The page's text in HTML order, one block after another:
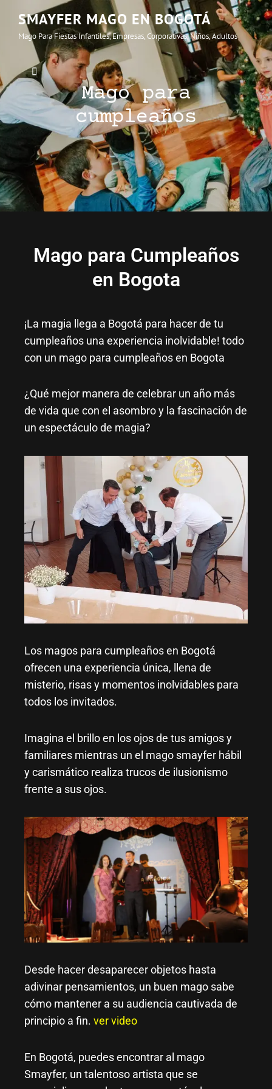
SMAYFER MAGO EN BOGOTÁ
Mago Para Fiestas Infantiles, Empresas, Corporativas, Niños, Adultos
Mago para
cumpleaños
Mago para Cumpleaños
en Bogota
¡La magia llega a Bogotá para hacer de tu
cumpleaños una experiencia inolvidable! todo
con un mago para cumpleaños en Bogota
¿Qué mejor manera de celebrar un año más
de vida que con el asombro y la fascinación de
un espectáculo de magia?
Los magos para cumpleaños en Bogotá
ofrecen una experiencia única, llena de
misterio, risas y momentos inolvidables para
todos los invitados.
Imagina el brillo en los ojos de tus amigos y
familiares mientras un el mago smayfer hábil
y carismático realiza trucos de ilusionismo
frente a sus ojos.
Desde hacer desaparecer objetos hasta
adivinar pensamientos, un buen mago sabe
cómo mantener a su audiencia cautivada de
principio a fin. ver video
En Bogotá, puedes encontrar al mago
Smayfer, un talentoso artista que se